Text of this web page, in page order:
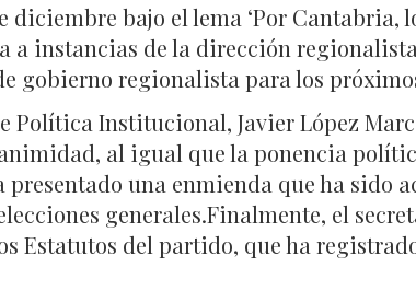
bajo el lema ‘Por Cantabria,
a instancias de la dirección
gobierno regionalista para los
Política Institucional, Javier López
al igual que la ponencia
una enmienda que ha sido
generales.Finalmente, el
del partido, que ha registrado